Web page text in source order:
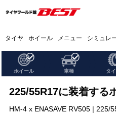
タイヤ ホイール メニュー シミュレ
ホイール 車種 タ
225/55R17に装着する
HM-4 x ENASAVE RV505 | 225/